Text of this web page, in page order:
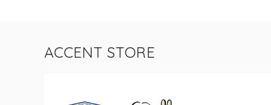
ACCENT STORE